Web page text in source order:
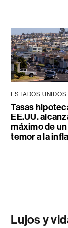
ESTADOS UNIDOS
Tasas
EE.UU.
máximo de
temor a la
Lujos y